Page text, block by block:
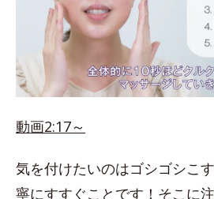
動画2:17～
気を付けたいのはゴシゴシこ
寧にすすぐことです！そこに